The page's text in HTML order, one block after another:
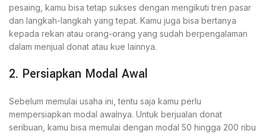
pesaing, kamu bisa tetap sukses dengan mengikuti tren pasar
dan langkah-langkah yang tepat. Kamu juga bisa bertanya
kepada rekan atau orang-orang yang sudah berpengalaman
dalam menjual donat atau kue lainnya.
2. Persiapkan Modal Awal
Sebelum memulai usaha ini, tentu saja kamu perlu
mempersiapkan modal awalnya. Untuk berjualan donat
seribuan, kamu bisa memulai dengan modal 50 hingga 200 ribu